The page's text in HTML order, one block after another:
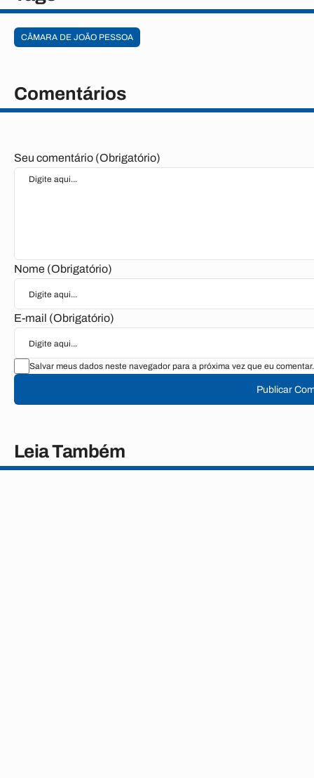
CÂMARA DE JOÃO PESSOA
Comentários
Seu comentário (Obrigatório)
Nome (Obrigatório)
E-mail (Obrigatório)
Salvar meus dados neste navegador para a próxima vez que eu comentar.
Publicar
Leia Também